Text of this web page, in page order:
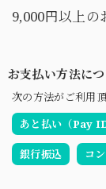
9,000円以上の
お支払い方法に
次の方法がご利用頂
あと払い（Pay ID
銀行振込 コ